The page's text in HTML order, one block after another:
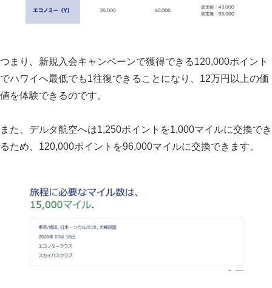
つまり、新規入会キャンペーンで獲得できる120,000ポイント
でハワイへ最低でも1往復できることになり、12万円以上の価
値を体験できるのです。
また、デルタ航空へは1,250ポイントを1,000マイルに交換でき
るため、120,000ポイントを96,000マイルに交換できます。